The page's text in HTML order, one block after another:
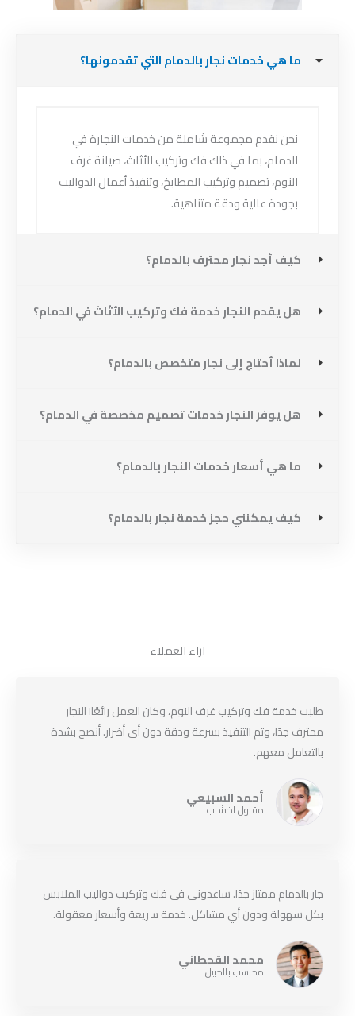
ما هي خدمات نجار بالدمام التي تقدمونها؟
نحن نقدم مجموعة شاملة من خدمات النجارة في
الدمام، بما في ذلك فك وتركيب الأثاث، صيانة غرف
النوم، تصميم وتركيب المطابخ، وتنفيذ أعمال الدواليب
بجودة عالية ودقة متناهية.
كيف أجد نجار محترف بالدمام؟
هل يقدم النجار خدمة فك وتركيب الأثاث في الدمام؟
لماذا أحتاج إلى نجار متخصص بالدمام؟
هل يوفر النجار خدمات تصميم مخصصة في الدمام؟
ما هي أسعار خدمات النجار بالدمام؟
كيف يمكنني حجز خدمة نجار بالدمام؟
اراء العملاء
طلبت خدمة فك وتركيب غرف النوم، وكان العمل رائعًا! النجار
محترف جدًا، وتم التنفيذ بسرعة ودقة دون أي أضرار. أنصح بشدة
بالتعامل معهم.
أحمد السبيعي
مقاول اخشاب
جار بالدمام ممتاز جدًا. ساعدوني في فك وتركيب دواليب الملابس
بكل سهولة ودون أي مشاكل. خدمة سريعة وأسعار معقولة.
محمد القحطاني
محاسب بالجبيل